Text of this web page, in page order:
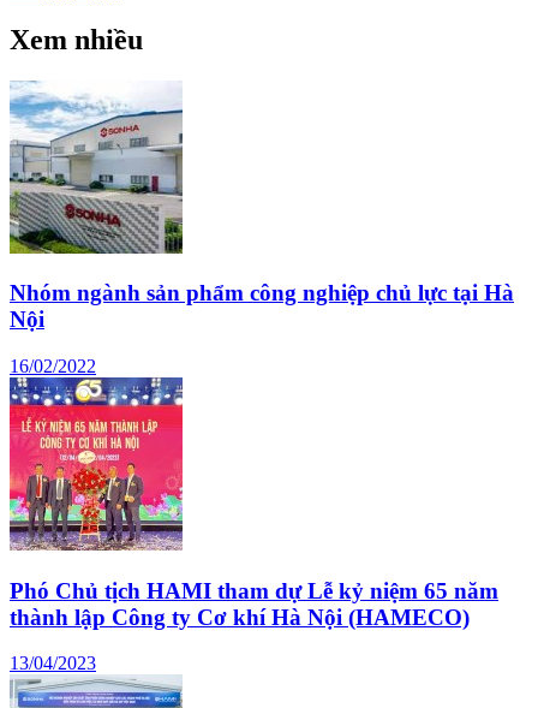
Xem nhiều
Nhóm ngành sản phẩm công nghiệp chủ lực tại Hà
Nội
16/02/2022
Phó Chủ tịch HAMI tham dự Lễ kỷ niệm 65 năm
thành lập Công ty Cơ khí Hà Nội (HAMECO)
13/04/2023